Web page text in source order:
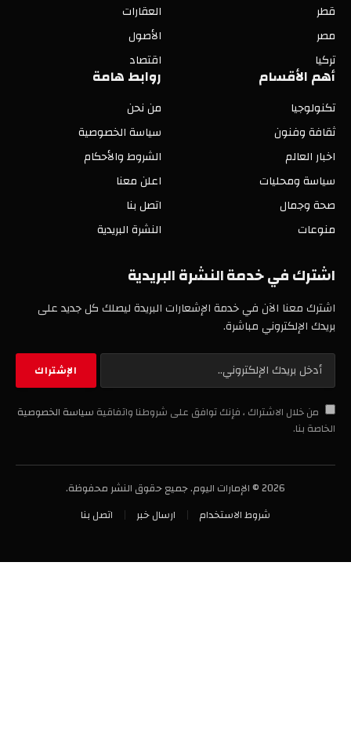
قطر
مصر
تركيا
العقارات
الأصول
اقتصاد
أهم الأقسام
تكنولوجيا
ثقافة وفنون
اخبار العالم
سياسة ومحليات
صحة وجمال
منوعات
روابط هامة
من نحن
سياسة الخصوصية
الشروط والأحكام
اعلن معنا
اتصل بنا
النشرة البريدية
اشترك في خدمة النشرة البريدية
اشترك معنا الآن في خدمة الإشعارات البريدة ليصلك كل جديد على
بريدك الإلكتروني مباشرة.
من خلال الاشتراك ، فإنك توافق على شروطنا واتفاقية سياسة الخصوصية
الخاصة بنا.
2026 © الإمارات اليوم. جميع حقوق النشر محفوظة.
شروط الاستخدام
ارسال خبر اتصل بنا